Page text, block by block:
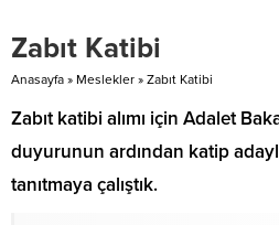
Zabıt Katibi
Anasayfa » Meslekler » Zabıt Katibi
Zabıt katibi alımı için Adalet
duyurunun ardından katip
tanıtmaya çalıştık.